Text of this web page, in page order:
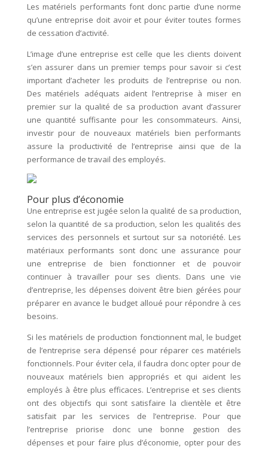
Les matériels performants font donc partie d’une norme
qu’une entreprise doit avoir et pour éviter toutes formes
de cessation d’activité.
L’image d’une entreprise est celle que les clients doivent
s’en assurer dans un premier temps pour savoir si c’est
important d’acheter les produits de l’entreprise ou non.
Des matériels adéquats aident l’entreprise à miser en
premier sur la qualité de sa production avant d’assurer
une quantité suffisante pour les consommateurs. Ainsi,
investir pour de nouveaux matériels bien performants
assure la productivité de l’entreprise ainsi que de la
performance de travail des employés.
Pour plus d’économie
Une entreprise est jugée selon la qualité de sa production,
selon la quantité de sa production, selon les qualités des
services des personnels et surtout sur sa notoriété. Les
matériaux performants sont donc une assurance pour
une entreprise de bien fonctionner et de pouvoir
continuer à travailler pour ses clients. Dans une vie
d’entreprise, les dépenses doivent être bien gérées pour
préparer en avance le budget alloué pour répondre à ces
besoins.
Si les matériels de production fonctionnent mal, le budget
de l’entreprise sera dépensé pour réparer ces matériels
fonctionnels. Pour éviter cela, il faudra donc opter pour de
nouveaux matériels bien appropriés et qui aident les
employés à être plus efficaces. L’entreprise et ses clients
ont des objectifs qui sont satisfaire la clientèle et être
satisfait par les services de l’entreprise. Pour que
l’entreprise priorise donc une bonne gestion des
dépenses et pour faire plus d’économie, opter pour des